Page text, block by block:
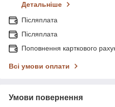
Детальніше
Післяплата
Післяплата
Поповнення карткового
Всі умови оплати
Умови повернення